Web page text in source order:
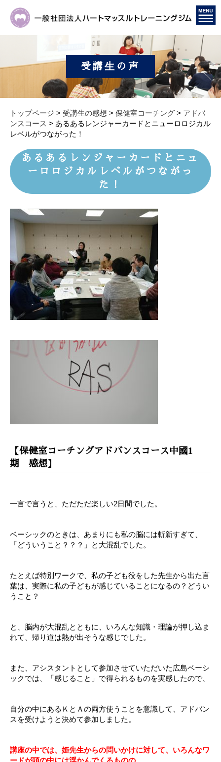
受講生の声
トップページ > 受講生の感想 > 保健室コーチング > アドバ
ンスコース > あるあるレンジャーカードとニューロロジカル
レベルがつながった！
あるあるレンジャーカードとニュ
ーロロジカルレベルがつながっ
た！
【保健室コーチングアドバンスコース中國1
期 感想】
一言で言うと、ただただ楽しい2日間でした。
ベーシックのときは、あまりにも私の脳には斬新すぎて、
「どういうこと？？？」と大混乱でした。
たとえば特別ワークで、私の子ども役をした先生から出た言
葉は、実際に私の子どもが感じていることになるの？どうい
うこと？
と、脳内が大混乱とともに、いろんな知識・理論が押し込ま
れて、帰り道は熱が出そうな感じでした。
また、アシスタントとして参加させていただいた広島ベーシ
ックでは、「感じること」で得られるものを実感したので、
自分の中にあるＫとＡの両方使うことを意識して、アドバン
スを受けようと決めて参加しました。
講座の中では、姫先生からの問いかけに対して、いろんなワ
ードが頭の中には浮かんでくるものの、